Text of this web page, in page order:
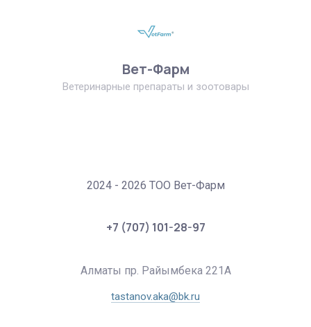
Вет-Фарм
Ветеринарные препараты и зоотовары
2024 - 2026 ТОО Вет-Фарм
+7 (707) 101-28-97
Алматы пр. Райымбека 221А
tastanov.aka@bk.ru